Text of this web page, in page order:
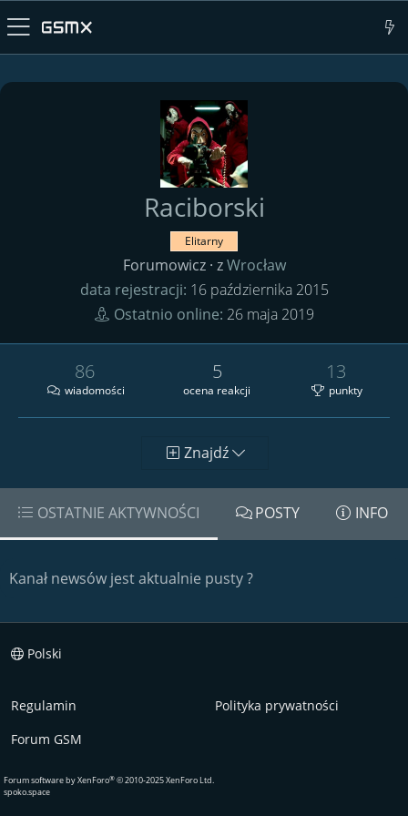
Raciborski
Elitarny
Forumowicz · z Wrocław
data rejestracji 16 października 2015
Ostatnio online 26 maja 2019
wiadomości
86
ocena reakcji
5
punkty
13
Znajdź
OSTATNIE AKTYWNOŚCI POSTY INFO
Kanał newsów jest aktualnie pusty ?
Polski
Regulamin
Polityka prywatności
Forum GSM
Forum software by XenForo® © 2010-2025 XenForo Ltd.
spoko.space